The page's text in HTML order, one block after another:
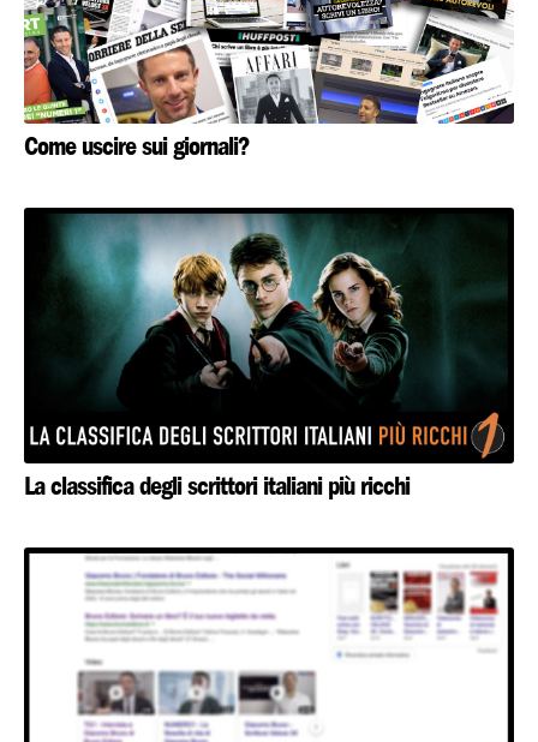
Come uscire sui giornali?
La classifica degli scrittori italiani più ricchi